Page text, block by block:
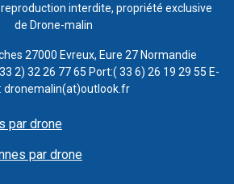
interdite, propriété exclusive
de Drone-malin
27000 Evreux, Eure 27 Normandie
2) 32 26 77 65 Port:( 33 6) 26 19 29 55 E-
dronemalin(at)outlook.fr
par drone
par drone